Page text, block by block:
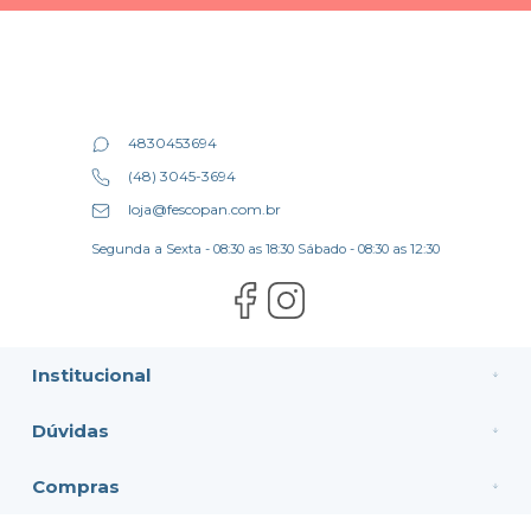
Institucional
Dúvidas
Compras
4830453694
(48) 3045-3694
loja@fescopan.com.br
Segunda a Sexta - 08:30 as 18:30 Sábado - 08:30 as 12:30